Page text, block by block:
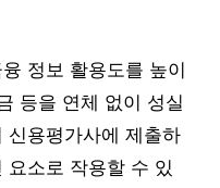
정보 활용도를 높이
등을 연체 없이 성실
신용평가사에 제출하
요소로 작용할 수 있